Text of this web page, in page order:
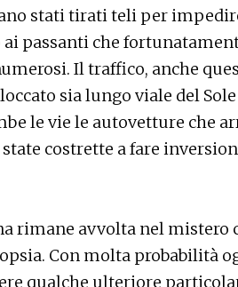
stati tirati teli per
passanti che
Il traffico, anche
sia lungo viale del
le vie le autovetture che
costrette a fare
rimane avvolta nel mistero
Con molta probabilità
qualche ulteriore